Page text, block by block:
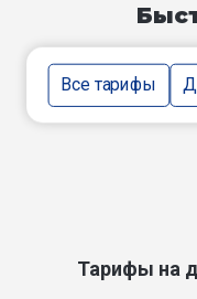
Все тарифы
Тарифы на